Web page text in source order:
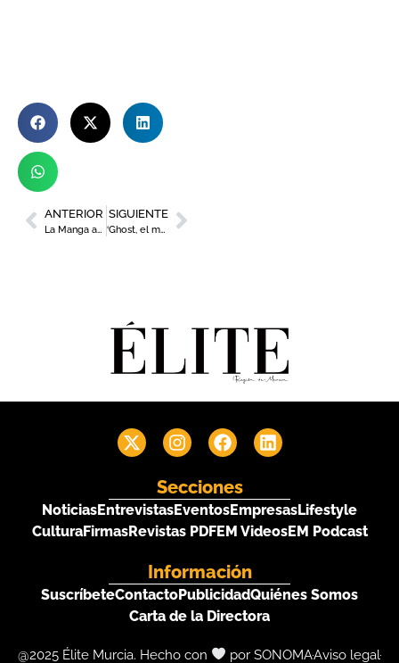
ANTERIOR
La Manga acoge el casting de modelos de Pasarela Mediterránea
SIGUIENTE
‘Ghost, el musical’ llega a Murcia
Secciones
NoticiasEntrevistasEventosEmpresasLifestyle
CulturaFirmasRevistas PDFEM VideosEM Podcast
Información
SuscríbeteContactoPublicidadQuiénes Somos
Carta de la Directora
@2025 Élite Murcia. Hecho con por SONOMAAviso legal